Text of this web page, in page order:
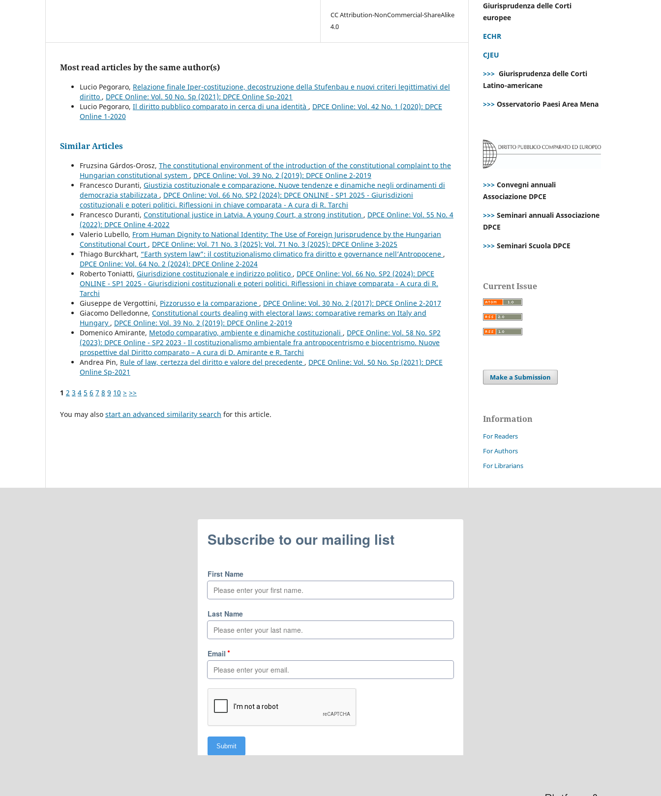
CC Attribution-NonCommercial-ShareAlike
4.0
Most read articles by the same author(s)
Lucio Pegoraro, Relazione finale Iper-costituzione, decostruzione della Stufenbau e nuovi criteri legittimativi del
diritto , DPCE Online: Vol. 50 No. Sp (2021): DPCE Online Sp-2021
Lucio Pegoraro, Il diritto pubblico comparato in cerca di una identità , DPCE Online: Vol. 42 No. 1 (2020): DPCE
Online 1-2020
Similar Articles
Fruzsina Gárdos-Orosz, The constitutional environment of the introduction of the constitutional complaint to the
Hungarian constitutional system , DPCE Online: Vol. 39 No. 2 (2019): DPCE Online 2-2019
Francesco Duranti, Giustizia costituzionale e comparazione. Nuove tendenze e dinamiche negli ordinamenti di
democrazia stabilizzata , DPCE Online: Vol. 66 No. SP2 (2024): DPCE ONLINE - SP1 2025 - Giurisdizioni
costituzionali e poteri politici. Riflessioni in chiave comparata - A cura di R. Tarchi
Francesco Duranti, Constitutional justice in Latvia. A young Court, a strong institution , DPCE Online: Vol. 55 No. 4
(2022): DPCE Online 4-2022
Valerio Lubello, From Human Dignity to National Identity: The Use of Foreign Jurisprudence by the Hungarian
Constitutional Court , DPCE Online: Vol. 71 No. 3 (2025): Vol. 71 No. 3 (2025): DPCE Online 3-2025
Thiago Burckhart, “Earth system law”: il costituzionalismo climatico fra diritto e governance nell’Antropocene ,
DPCE Online: Vol. 64 No. 2 (2024): DPCE Online 2-2024
Roberto Toniatti, Giurisdizione costituzionale e indirizzo politico , DPCE Online: Vol. 66 No. SP2 (2024): DPCE
ONLINE - SP1 2025 - Giurisdizioni costituzionali e poteri politici. Riflessioni in chiave comparata - A cura di R.
Tarchi
Giuseppe de Vergottini, Pizzorusso e la comparazione , DPCE Online: Vol. 30 No. 2 (2017): DPCE Online 2-2017
Giacomo Delledonne, Constitutional courts dealing with electoral laws: comparative remarks on Italy and
Hungary , DPCE Online: Vol. 39 No. 2 (2019): DPCE Online 2-2019
Domenico Amirante, Metodo comparativo, ambiente e dinamiche costituzionali , DPCE Online: Vol. 58 No. SP2
(2023): DPCE Online - SP2 2023 - Il costituzionalismo ambientale fra antropocentrismo e biocentrismo. Nuove
prospettive dal Diritto comparato – A cura di D. Amirante e R. Tarchi
Andrea Pin, Rule of law, certezza del diritto e valore del precedente , DPCE Online: Vol. 50 No. Sp (2021): DPCE
Online Sp-2021
1 2 3 4 5 6 7 8 9 10 > >>
You may also start an advanced similarity search for this article.
Giurisprudenza delle Corti
europee
ECHR
CJEU
>>> Giurisprudenza delle Corti
Latino-americane
>>> Osservatorio Paesi Area Mena
>>> Convegni annuali
Associazione DPCE
>>> Seminari annuali Associazione
DPCE
>>> Seminari Scuola DPCE
Current Issue
Make a Submission
Information
For Readers
For Authors
For Librarians